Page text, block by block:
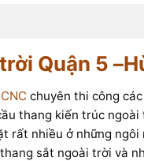
Quận 5
chuyên thi công
thang kiến trúc
rất nhiều ở những
sắt ngoài trời và